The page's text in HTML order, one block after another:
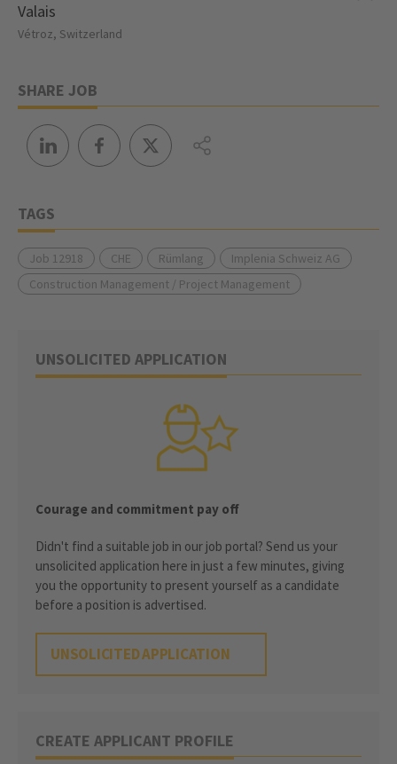
Valais
Vétroz, Switzerland
SHARE JOB
TAGS
Job 12918 CHE Rümlang
Implenia Schweiz AG
Construction Management / Project Management
UNSOLICITED APPLICATION
Courage and commitment pay off
Didn't find a suitable job in our job portal? Send us your
unsolicited application here in just a few minutes, giving
you the opportunity to present yourself as a candidate
before a position is advertised.
UNSOLICITED APPLICATION
CREATE APPLICANT PROFILE